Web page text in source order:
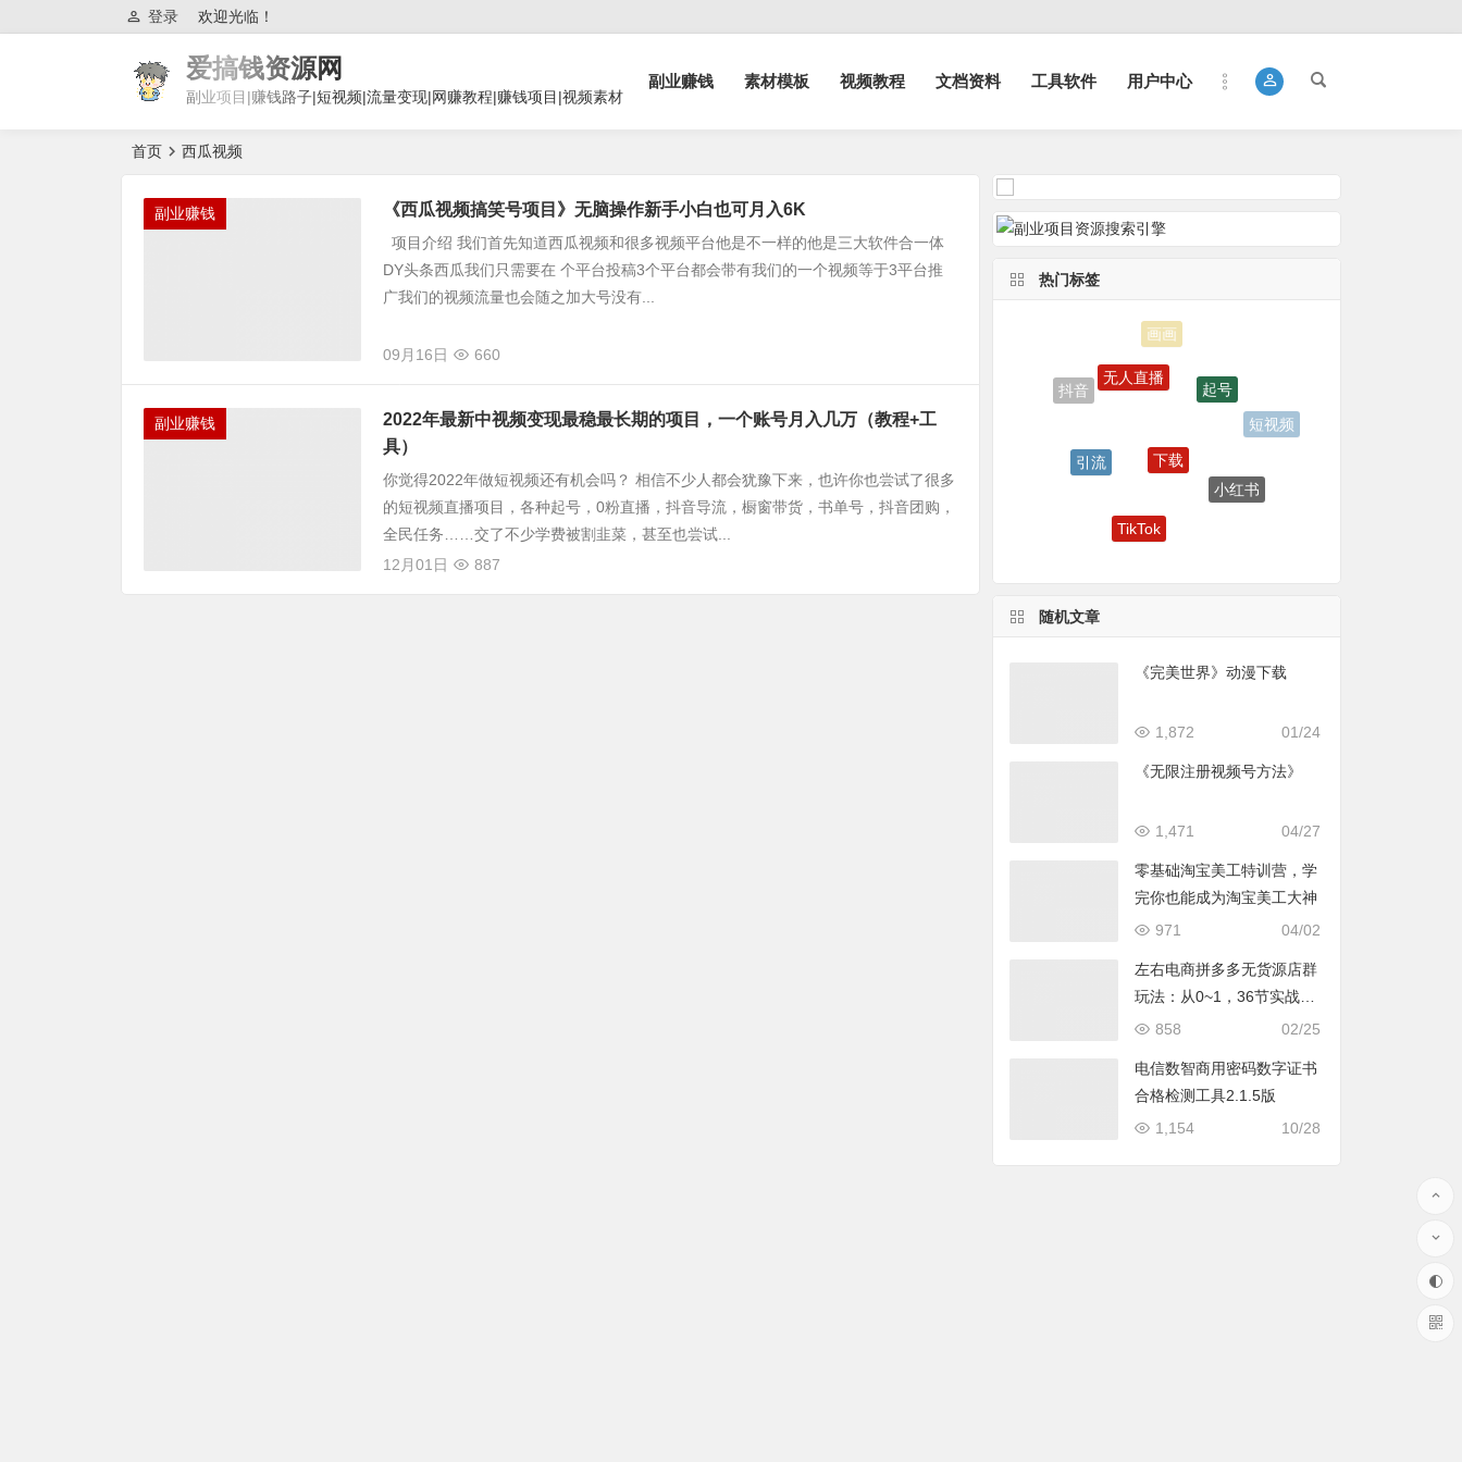
欢迎光临！
登录
爱搞钱资源网
副业项目|赚钱路子|短视频|流量变现|网赚教程|赚钱项目|视频素材
副业赚钱 素材模板 视频教程 文档资料 工具软件 用户中心
首页 西瓜视频
副业赚钱 《西瓜视频搞笑号项目》无脑操作新手小白也可月入6K
项目介绍 我们首先知道西瓜视频和很多视频平台他是不一样的他是三大软件合一体
DY头条西瓜我们只需要在 个平台投稿3个平台都会带有我们的一个视频等于3平台推
广我们的视频流量也会随之加大号没有...
09月16日 660
副业赚钱
2022年最新中视频变现最稳最长期的项目，一个账号月入几万（教程+工
具）
你觉得2022年做短视频还有机会吗？ 相信不少人都会犹豫下来，也许你也尝试了很多
的短视频直播项目，各种起号，0粉直播，抖音导流，橱窗带货，书单号，抖音团购，
全民任务……交了不少学费被割韭菜，甚至也尝试...
12月01日
887
热门标签
抖音
无人直播
起号
短视频
引流
下载
小红书
TikTok
随机文章
《完美世界》动漫下载
01/24
1,872
《无限注册视频号方法》
04/27
1,471
零基础淘宝美工特训营，学
完你也能成为淘宝美工大神
04/02
971
左右电商拼多多无货源店群
玩法：从0~1，36节实战保
姆教程，​极速起店必出单02/25
858
电信数智商用密码数字证书
合格检测工具2.1.5版
10/28
1,154